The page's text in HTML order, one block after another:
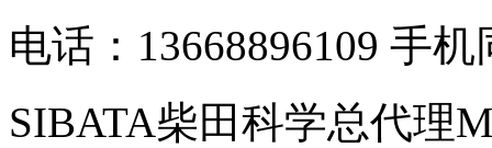
电话：13668896109 手机
SIBATA柴田科学总代理